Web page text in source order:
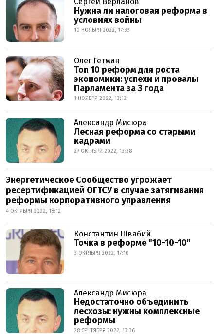
Нужна ли налоговая реформа в
условиях войны
10 НОЯБРЯ 2022, 17:33
Олег Гетман
Топ 10 реформ для роста
экономики: успехи и провалы
Парламента за 3 года
1 НОЯБРЯ 2022, 13:12
Александр Мисюра
Лесная реформа со старыми
кадрами
27 ОКТЯБРЯ 2022, 13:38
Энергетическое Сообщество угрожает
ресертификацией ОГТСУ в случае затягивания
реформы корпоративного управления
4 ОКТЯБРЯ 2022, 18:12
Константин Швабий
Точка в реформе "10-10-10"
3 ОКТЯБРЯ 2022, 17:10
Александр Мисюра
Недостаточно объединить
лесхозы: нужны комплексные
реформы
28 СЕНТЯБРЯ 2022, 13:36